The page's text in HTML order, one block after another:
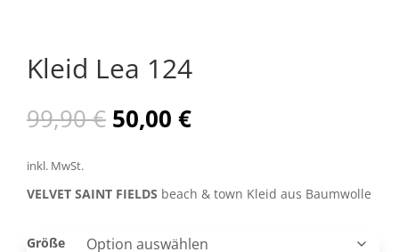
Kleid Lea 124
99,90€ Ursprünglicher
Preis
50,00 €Aktueller
inkl. MwSt.
VELVET SAINT FIELDS beach & town Kleid aus Baumwolle
Größe